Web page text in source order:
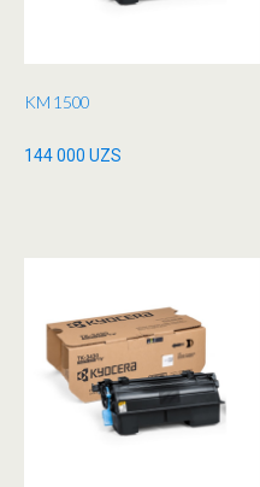
KM 1500
144 000 UZS